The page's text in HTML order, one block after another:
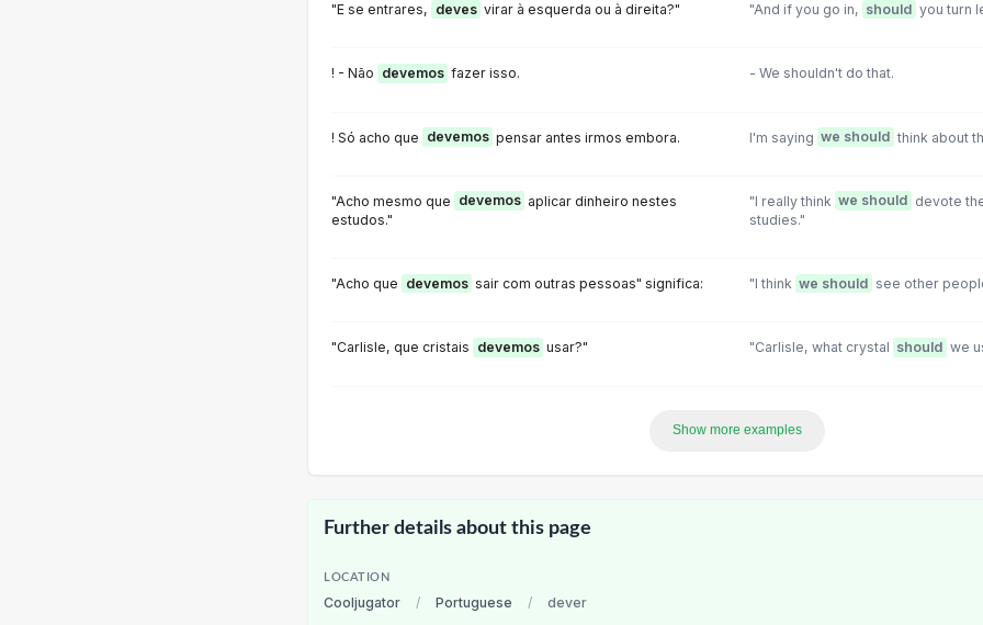
"E se entrares, deves virar à esquerda ou à direita?" "And if you go in, should you turn
! - Não devemos fazer isso. - We shouldn't do that.
! Só acho que devemos pensar antes irmos embora. I'm saying we should think about
"Acho mesmo que devemos aplicar dinheiro nestes
estudos."
"I really think we should
devote
studies."
"Acho que devemos sair com outras pessoas" significa: "I think we should see other
"Carlisle, que cristais devemos usar?" "Carlisle, what crystal should we
Show more examples
Further details about this page
LOCATION
Cooljugator / Portuguese / dever